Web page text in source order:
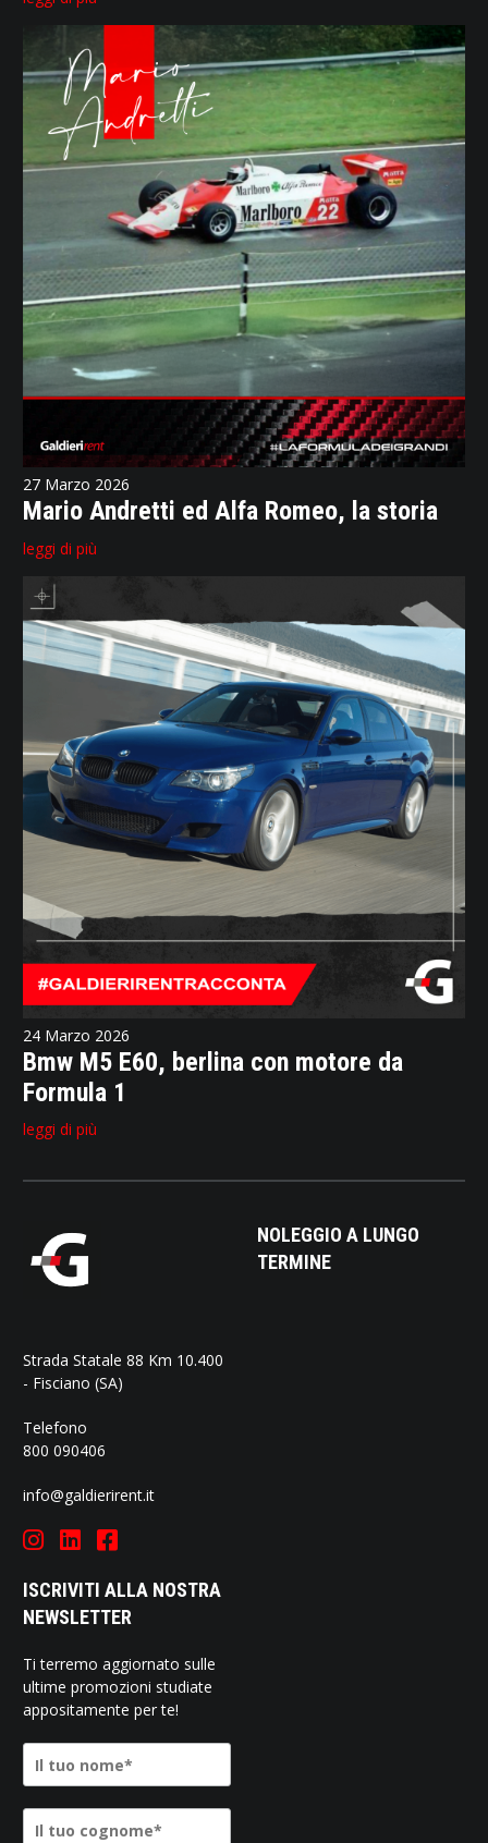
27 Marzo 2026
Mario Andretti ed Alfa Romeo, la storia
leggi di più
24 Marzo 2026
Bmw M5 E60, berlina con motore da
Formula 1
leggi di più
Strada Statale 88 Km 10.400
- Fisciano (SA)
Telefono
800 090406
info@galdierirent.it
ISCRIVITI ALLA NOSTRA
NEWSLETTER
Ti terremo aggiornato sulle
ultime promozioni studiate
appositamente per te!
NOLEGGIO A LUNGO
TERMINE